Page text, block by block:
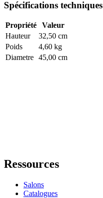
Spécifications techniques
Propriété
Valeur
Hauteur
32,50 cm
Poids
4,60 kg
Diametre 45,00 cm
Ressources
Salons
Catalogues